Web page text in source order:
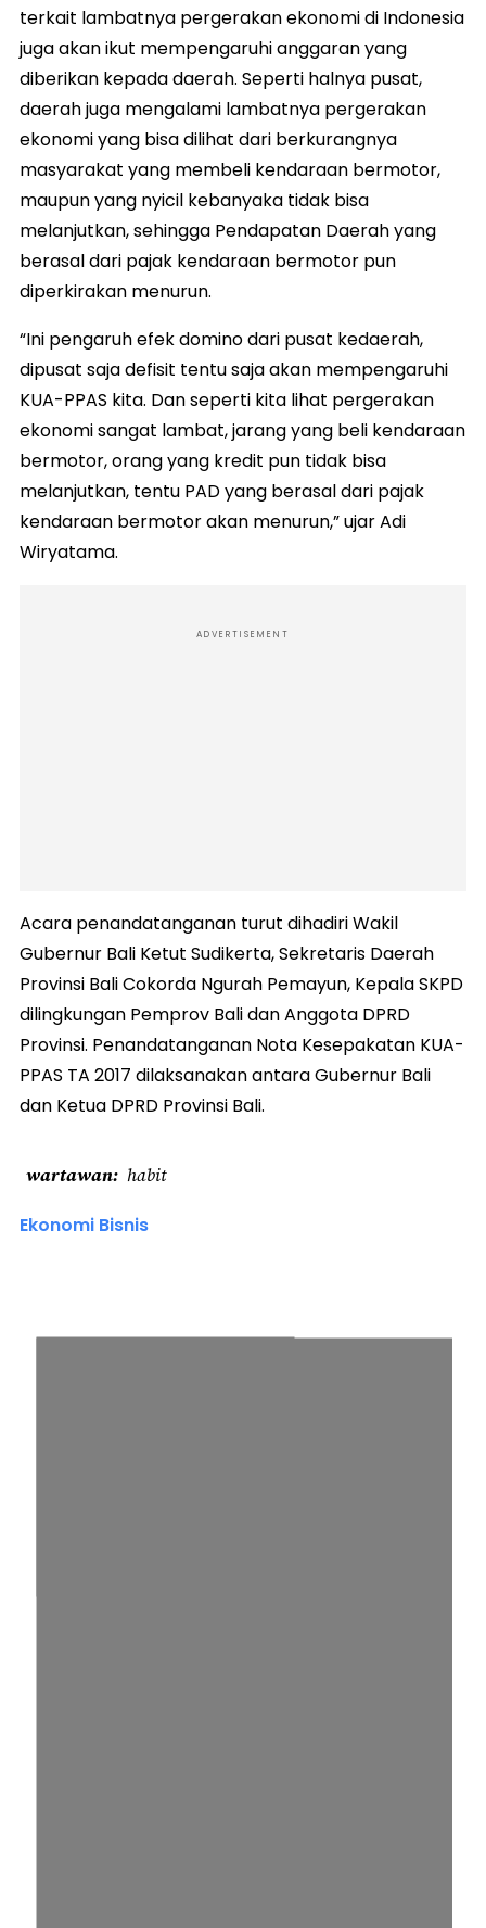
terkait lambatnya pergerakan ekonomi di Indonesia
juga akan ikut mempengaruhi anggaran yang
diberikan kepada daerah. Seperti halnya pusat,
daerah juga mengalami lambatnya pergerakan
ekonomi yang bisa dilihat dari berkurangnya
masyarakat yang membeli kendaraan bermotor,
maupun yang nyicil kebanyaka tidak bisa
melanjutkan, sehingga Pendapatan Daerah yang
berasal dari pajak kendaraan bermotor pun
diperkirakan menurun.
“Ini pengaruh efek domino dari pusat kedaerah,
dipusat saja defisit tentu saja akan mempengaruhi
KUA-PPAS kita. Dan seperti kita lihat pergerakan
ekonomi sangat lambat, jarang yang beli kendaraan
bermotor, orang yang kredit pun tidak bisa
melanjutkan, tentu PAD yang berasal dari pajak
kendaraan bermotor akan menurun,” ujar Adi
Wiryatama.
ADVERTISEMENT
Acara penandatanganan turut dihadiri Wakil
Gubernur Bali Ketut Sudikerta, Sekretaris Daerah
Provinsi Bali Cokorda Ngurah Pemayun, Kepala SKPD
dilingkungan Pemprov Bali dan Anggota DPRD
Provinsi. Penandatanganan Nota Kesepakatan KUA-
PPAS TA 2017 dilaksanakan antara Gubernur Bali
dan Ketua DPRD Provinsi Bali.
wartawan habit
Ekonomi Bisnis